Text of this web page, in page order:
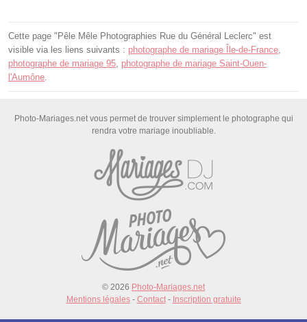
Cette page "Pêle Mêle Photographies Rue du Général Leclerc" est
visible via les liens suivants : photographe de mariage Île-de-France
photographe de mariage 95 photographe de mariage Saint-Ouen-
l'Aumône
Photo-Mariages.net vous permet de trouver simplement le photographe qui
rendra votre mariage inoubliable.
© 2026 Photo-Mariages.net
Mentions légales- Contact- Inscription gratuite